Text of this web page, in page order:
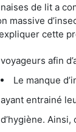
de lit a
massive
cette
voyageurs afin
Le manque
ayant entrainé
d’hygiène.